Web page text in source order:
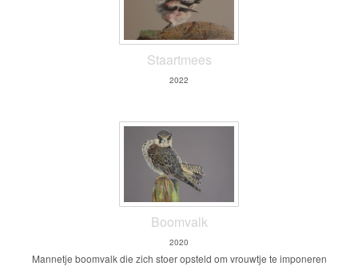
Staartmees
2022
Boomvalk
2020
Mannetje boomvalk die zich stoer opsteld om vrouwtje te imponeren